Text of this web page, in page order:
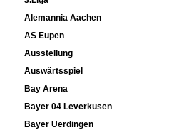
Alemannia Aachen
AS Eupen
Ausstellung
Auswärtsspiel
Bay Arena
Bayer 04 Leverkusen
Bayer Uerdingen